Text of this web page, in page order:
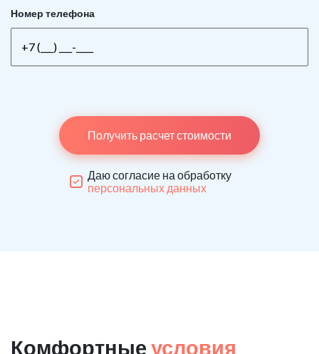
Номер телефона
Получить расчет стоимости
Даю согласие на обработку
персональных данных
Комфортные условия